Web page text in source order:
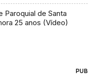
Paroquial de Santa
25 anos (Vídeo)
PUB